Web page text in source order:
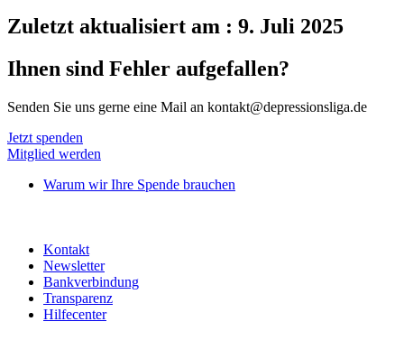
Zuletzt aktualisiert am : 9. Juli 2025
Ihnen sind Fehler aufgefallen?
Senden Sie uns gerne eine Mail an kontakt@depressionsliga.de
Jetzt spenden
Mitglied werden
Warum wir Ihre Spende brauchen
Kontakt
Newsletter
Bankverbindung
Transparenz
Hilfecenter